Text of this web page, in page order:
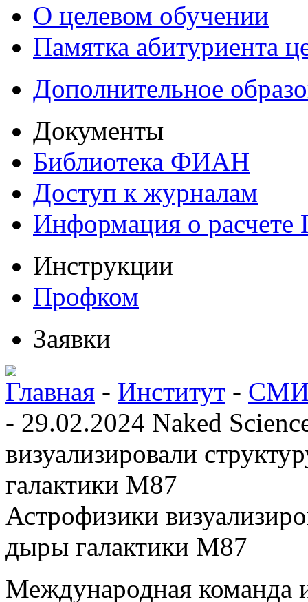
О целевом обучении
Памятка абитуриента
Дополнительное
Документы
Библиотека ФИАН
Доступ к журналам
Информация о
Инструкции
Профком
Заявки
Главная - Институт - СМИ
- 29.02.2024 Naked
визуализировали
галактики М87
Астрофизики
дыры галактики М87
Международная команда